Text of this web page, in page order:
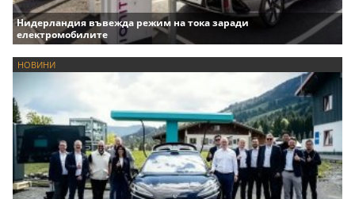
Нидерландия въвежда режим на тока заради
електромобилите
НОВИНИ